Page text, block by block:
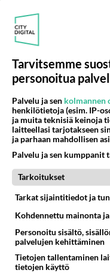
PÄIVÄ
Poliisi yritti murhata
08.08.2026 21:05
08.08.2026 18:32
Ei se nainen edes oo
mitenkään nätti 🤣🤣🤣🤣🤣
Poliisi kiilasi
08.08.2026 19:55
Aina vaan mietin sua
Miksen saa sinua mielestäni
08.08.2026 17:08
Tarvitsemme
personoitua
Palvelu ja sen kolmannen
henkilötietoja (esim. IP-
ja muita teknisiä keinoja
laitteellasi tarjotakseen
ja parhaan mahdollisen
Palvelu ja sen kumppanit
Tarkoitukset
Tarkat sijaintitiedot ja
Kohdennettu mainonta
Personoitu sisältö,
palvelujen kehittäminen
Tietojen tallentaminen
tietojen käyttö